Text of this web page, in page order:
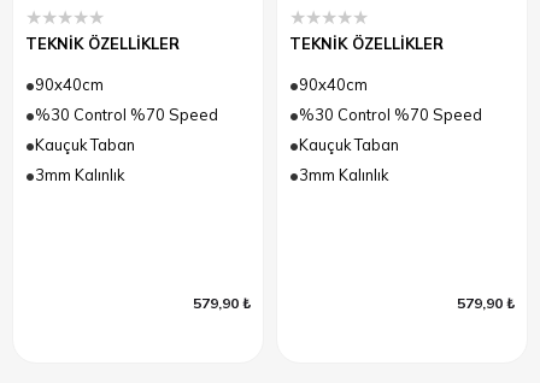
★★★★★
TEKNİK ÖZELLİKLER
90x40cm
%30 Control %70 Speed
Kauçuk Taban
3mm Kalınlık
579,90 ₺
★★★★★
TEKNİK ÖZELLİKLER
90x40cm
%30 Control %70 Speed
Kauçuk Taban
3mm Kalınlık
579,90 ₺